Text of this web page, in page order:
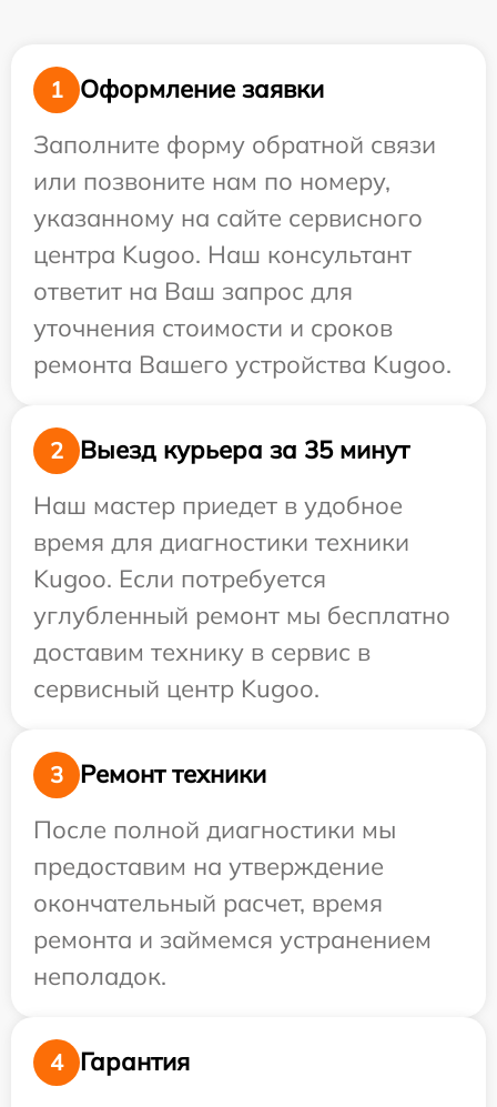
1
Оформление заявки
Заполните форму обратной связи
или позвоните нам по номеру,
указанному на сайте сервисного
центра Kugoo. Наш консультант
ответит на Ваш запрос для
уточнения стоимости и сроков
ремонта Вашего устройства Kugoo.
2
Выезд курьера за 35 минут
Наш мастер приедет в удобное
время для диагностики техники
Kugoo. Если потребуется
углубленный ремонт мы бесплатно
доставим технику в сервис в
сервисный центр Kugoo.
3
Ремонт техники
После полной диагностики мы
предоставим на утверждение
окончательный расчет, время
ремонта и займемся устранением
неполадок.
4
Гарантия